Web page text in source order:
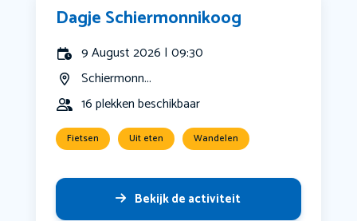
Dagje Schiermonnikoog
9 August 2026 | 09:30
Schiermonn...
16 plekken beschikbaar
Fietsen Uit eten Wandelen
Bekijk de activiteit